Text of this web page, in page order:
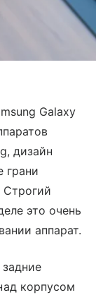
Galaxy
дизайн
грани
это очень
аппарат.
корпусом